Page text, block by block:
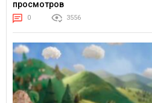
просмотров
0 3556